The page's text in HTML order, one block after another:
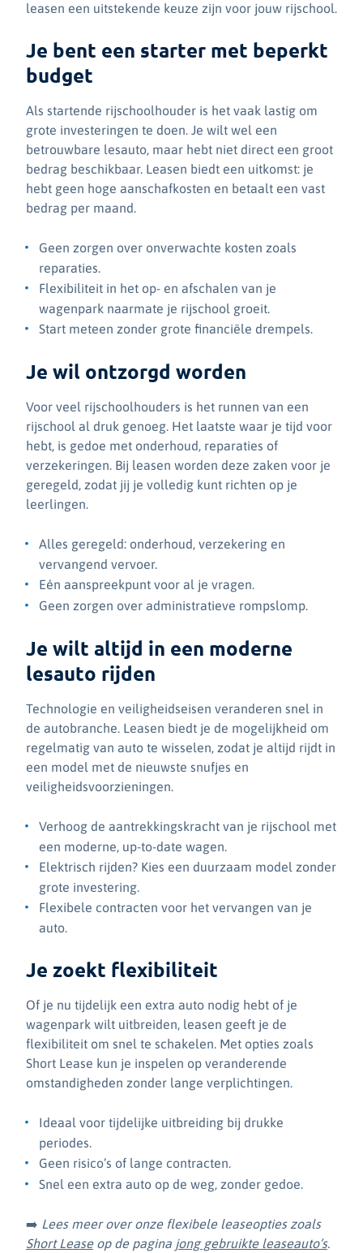
leasen een uitstekende keuze zijn voor jouw rijschool.
Je bent een starter met beperkt
budget
Als startende rijschoolhouder is het vaak lastig om
grote investeringen te doen. Je wilt wel een
betrouwbare lesauto, maar hebt niet direct een groot
bedrag beschikbaar. Leasen biedt een uitkomst: je
hebt geen hoge aanschafkosten en betaalt een vast
bedrag per maand.
Geen zorgen over onverwachte kosten zoals
reparaties.
Flexibiliteit in het op- en afschalen van je
wagenpark naarmate je rijschool groeit.
Start meteen zonder grote financiële drempels.
Je wil ontzorgd worden
Voor veel rijschoolhouders is het runnen van een
rijschool al druk genoeg. Het laatste waar je tijd voor
hebt, is gedoe met onderhoud, reparaties of
verzekeringen. Bij leasen worden deze zaken voor je
geregeld, zodat jij je volledig kunt richten op je
leerlingen.
Alles geregeld: onderhoud, verzekering en
vervangend vervoer.
Eén aanspreekpunt voor al je vragen.
Geen zorgen over administratieve rompslomp.
Je wilt altijd in een moderne
lesauto rijden
Technologie en veiligheidseisen veranderen snel in
de autobranche. Leasen biedt je de mogelijkheid om
regelmatig van auto te wisselen, zodat je altijd rijdt in
een model met de nieuwste snufjes en
veiligheidsvoorzieningen.
Verhoog de aantrekkingskracht van je rijschool met
een moderne, up-to-date wagen.
Elektrisch rijden? Kies een duurzaam model zonder
grote investering.
Flexibele contracten voor het vervangen van je
auto.
Je zoekt flexibiliteit
Of je nu tijdelijk een extra auto nodig hebt of je
wagenpark wilt uitbreiden, leasen geeft je de
flexibiliteit om snel te schakelen. Met opties zoals
Short Lease kun je inspelen op veranderende
omstandigheden zonder lange verplichtingen.
Ideaal voor tijdelijke uitbreiding bij drukke
periodes.
Geen risico’s of lange contracten.
Snel een extra auto op de weg, zonder gedoe.
➡️ Lees meer over onze flexibele leaseopties zoals
Short Leaseop de pagina jong gebruikte leaseauto’s.